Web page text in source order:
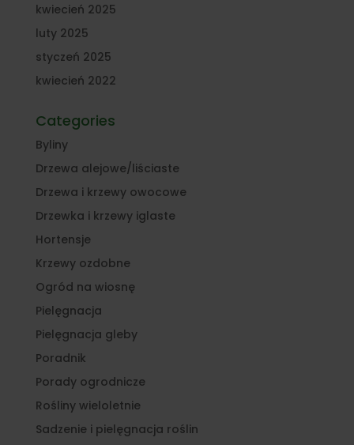
kwiecień 2025
luty 2025
styczeń 2025
kwiecień 2022
Categories
Byliny
Drzewa alejowe/liściaste
Drzewa i krzewy owocowe
Drzewka i krzewy iglaste
Hortensje
Krzewy ozdobne
Ogród na wiosnę
Pielęgnacja
Pielęgnacja gleby
Poradnik
Porady ogrodnicze
Rośliny wieloletnie
Sadzenie i pielęgnacja roślin